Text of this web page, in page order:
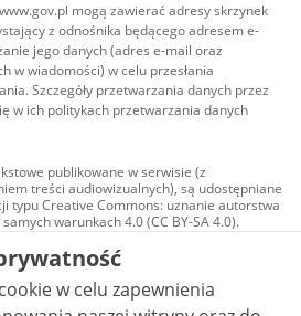
mogą zawierać adresy skrzynek
z odnośnika będącego adresem e-
jego danych (adres e-mail oraz
w wiadomości) w celu przesłania
Szczegóły przetwarzania danych przez
w ich politykach przetwarzania danych
publikowane w serwisie (z
treści audiowizualnych), są udostępniane
typu Creative Commons: uznanie autorstwa
warunkach 4.0 (CC BY-SA 4.0).
audiowizualne, w tym zdjęcia, materiały
są udostępniane na licencji typu
uznanie autorstwa użycie
- bez utworów zależnych 4.0 (CC BY-
o ile nie jest to stwierdzone inaczej.
w celu zapewnienia